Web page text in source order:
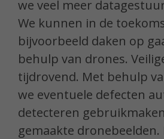
we veel meer
We kunnen in de
bijvoorbeeld daken op
behulp van drones.
tijdrovend. Met behulp
we eventuele defecten
detecteren
gemaakte dronebeelden.